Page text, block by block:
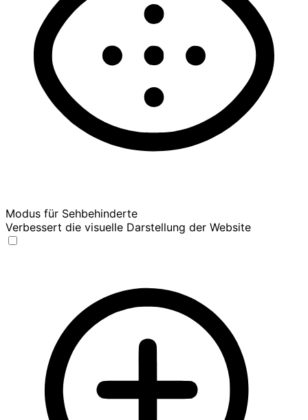
Modus für Sehbehinderte
Verbessert die visuelle Darstellung der Website